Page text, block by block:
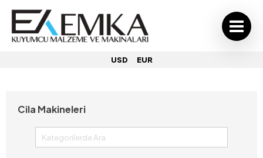
USD EUR
Cila Makineleri